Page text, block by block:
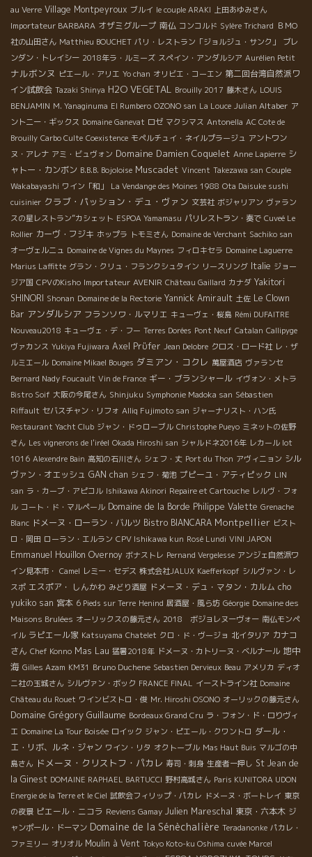
au Verre Village Montpeyroux ブルイ le couple ARAKI
上田あゆみさん
Importateur BARBARA オザミグループ 南仏 コンコルド Sylère Trichard ＢＭО
社の山田さん Matthieu BOUCHET パリ・レストラン「ジョルジュ・サンク」
ブレ
ンダン・トレイシー 2018年ラ・ルミーズ スペイン・アンダルシア Aurélien Petit
ナルボンヌ ピエール・アリエ Yo chan オリビエ・コーエン 第二回台湾自然派ワ
イン試飲会 Tazaki Shinya H2O VEGETAL Brouilly 2017 藤木さん LOUIS
BENJAMIN M. Yanaginuma El Rumbero OZONO san La Louce Julian Altaber ア
ントニー・ギックス Domaine Ganevat ロゼ マクシマス Antonella AC Cote de
Brouilly Carbo Culte Coexistence モペルチュイ・ネイルプラージュ アントワン
ヌ・アレナ アミ・ビュヴォン Domaine Damien Coquelet Anne Lapierre シ
ャトー・カンボン B.B.B. Bojoloise Muscadet Vincent Takezawa san Couple
Wakabayashi ワイン「和」 La Vendange des Moines 1988 Ota Daisuke sushi
cuisinier クラブ・パッション・デュ・ヴァン 文芸社 ボジャリアン ヴァラン
スの星レストラン”カシェット ESPOA Yamamasu パリレストラン・奏で Cuveé Le
Rollier カーヴ・フジキ ホップラ トモミさん Domaine de Verchant Sachiko san
オーヴェルニュ Domaine de Vignes du Maynes フィロキセラ Domaine Laguerre
Marius Laffitte グラン・クリュ・フランクシュタイン リースリング Italie ジョー
ジア国 CPVのKisho Importateur AVENIR Château Gaillard カナダ Yakitori
SHINORI Shonan Domaine de la Rectorie Yannick Amirault 土佐 Le Clown
Bar アンダルシア フランソワ・ルマリエ キューヴェ・桜島 Rémi DUFAITRE
Nouveau2018 キューヴェ・デ・フー Terres Dorées Pont Neuf Catalan Callipyge
ヴァカンス Yukiya Fujiwara Axel Prϋfer Jean Delobre クロス・ロード社 レ・ザ
ルミエール Domaine Mikael Bouges ダミアン・コクレ 萬屋酒店 ヴァランセ
Bernard Nady Foucault Vin de France ギー・ブランシャール イヴォン・メトラ
Bistro Soif 大阪の今尾さん Shinjuku Symphonie Madoka san Sébastien
Riffault セバスチャン・リフォ Alliq Fujimoto san ジャーナリスト・ハン氏
Restaurant Yacht Club ジャン・ドゥローブル Christophe Pueyo ミネットの佐野
さん Les vignerons de l'iréel Okada Hiroshi san シャルドネ2016年 レカール lot
1016 Alexendre Bain 高知の石川さん シェフ・丈 Port du Thon アヴィニョン シル
ヴァン・オエッシュ GAN chan シェフ・菊池 プピーユ・アティピック LIN
san ラ・カーブ・アピコル Ishikawa Akinori Repaire et Cartouche レルヴ・フォ
ル コート・ド・マルペール Domaine de la Borde Philippe Valette Grenache
Blanc ドメーヌ・ローラン・バルツ Bistro BIANCARA Montpellier ビスト
ロ・岡田 ローラン・エルラン CPV Ishikawa kun Rosé Lundi VINI JAPON
Emmanuel Houillon Overnoy ボナストレ Pernand Vergelesse アンジェ自然派ワ
イン見本市・ Camel レミー・セデス 株式会社JALUX Kaefferkopf シルヴァン・レ
スポ エスポア・ しんかわ みどり酒屋 ドメーヌ・デュ・マタン・カルム cho
yukiko san 宮本 6 Pieds sur Terre Henind 居酒屋・風ら坊 Géorgie Domaine des
Maisons Brulées オーリックスの藤元さん 2018 ボジョレヌーヴォー 南仏モンペ
イル ラピエール家 Katsuyama Chatelet クロ・ド・ヴージョ 北イタリア カナコ
さん Chef Konno Mas Lau 猛暑2018年 ドメーヌ・カトリーヌ・ベルナール 地中
海 Gilles Azam KM31 Bruno Duchene Sebastien Dervieux Beau アメリカ ディオ
ニ社の玉城さん シルヴァン・ボック FRANCE FINAL イーストライン社 Domaine
Château du Rouet ワインビストロ・俊 Mr. Hiroshi OSONO オーリックの藤元さん
Domaine Grégory Guillaume Bordeaux Grand Cru ラ・フォン・ド・ロりヴィ
エ Domaine La Tour Boisée ロイック ジャン・ピエール・クワントロ ダール・
エ・リボ、ルネ・ジャン ワイン・リタ オクトーブル Mas Haut Buis マルゴの中
島さん ドメーヌ・クリストフ・パカレ 寿司・刺身 生産者一押し St Jean de
la Ginest DOMAINE RAPHAEL BARTUCCI 野村高城さん Paris KUNITORA UDON
Energie de la Terre et le Ciel 試飲会フィリップ・パカレ ドメーヌ・ボートレイ 東京
の夜景 ピエール・ニコラ Reviens Gamay Julien Mareschal 東京・六本木 ジ
ャンポール・ドーマン Domaine de la Sénèchalière Teradanonke パカレ・
ファミリー オリオル Moulin à Vent Tokyo Koto-ku Oshima cuvée Marcel